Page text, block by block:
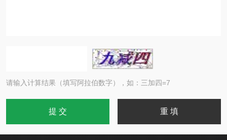
请输入计算结果（填写阿拉伯数字），如：三加四=7